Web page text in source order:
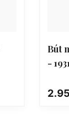
Bút
-